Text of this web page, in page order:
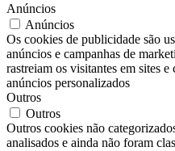
Anúncios
Anúncios
Os cookies de publicidade são
anúncios e campanhas de
rastreiam os visitantes em sites
anúncios personalizados
Outros
Outros
Outros cookies não
analisados e ainda não foram